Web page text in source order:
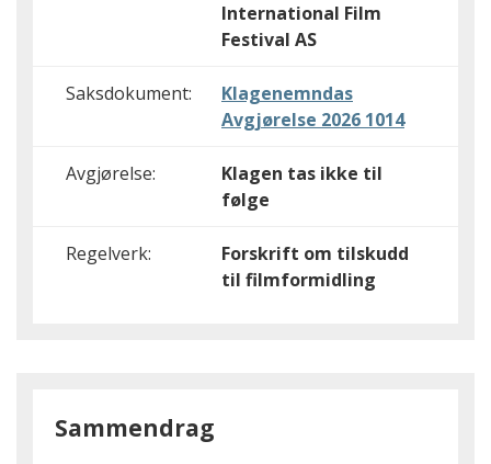
International Film
Festival AS
Saksdokument:
Klagenemndas
Avgjørelse 2026 1014
Avgjørelse:
Klagen tas ikke til
følge
Regelverk:
Forskrift om tilskudd
til filmformidling
Sammendrag